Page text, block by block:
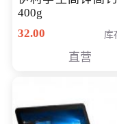
400g
32.00
库
直营